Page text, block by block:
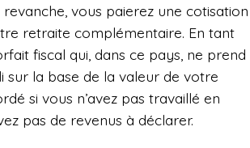
revanche, vous paierez une cotisation
retraite complémentaire. En tant
fiscal qui, dans ce pays, ne prend
sur la base de la valeur de votre
si vous n’avez pas travaillé en
pas de revenus à déclarer.